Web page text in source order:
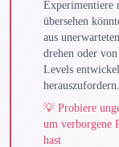
Experimentiere
übersehen
aus
drehen oder
Levels
herauszufordern.
💡 Probiere
um verborgene
hast